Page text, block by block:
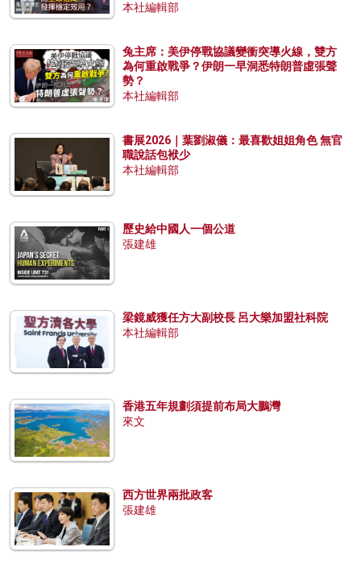
本社編輯部
兔主席：美伊停戰協議變衝突導火線，雙方
為何重啟戰爭？伊朗一早洞悉特朗普虛張聲
勢？
本社編輯部
書展2026｜葉劉淑儀：最喜歡姐姐角色 無官
職說話包袱少
本社編輯部
歷史給中國人一個公道
張建雄
梁鏡威獲任方大副校長 呂大樂加盟社科院
本社編輯部
香港五年規劃須提前布局大鵬灣
來文
西方世界兩批政客
張建雄